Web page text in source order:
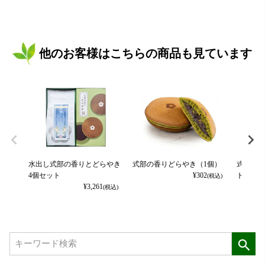
他のお客様はこちらの商品も見ています
水出し式部の香りとどらやき
4個セット
¥3,261(税込)
式部の香りどらやき（1個）
¥302(税込)
式部の
ト